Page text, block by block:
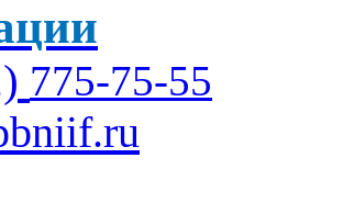
775-75-55